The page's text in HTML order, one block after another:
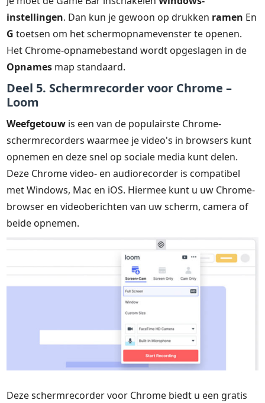
instellingen. Dan kun je gewoon op drukken ramen En
G toetsen om het schermopnamevenster te openen.
Het Chrome-opnamebestand wordt opgeslagen in de
Opnames map standaard.
Deel 5. Schermrecorder voor Chrome –
Loom
Weefgetouw is een van de populairste Chrome-
schermrecorders waarmee je video's in browsers kunt
opnemen en deze snel op sociale media kunt delen.
Deze Chrome video- en audiorecorder is compatibel
met Windows, Mac en iOS. Hiermee kunt u uw Chrome-
browser en videoberichten van uw scherm, camera of
beide opnemen.
Deze schermrecorder voor Chrome biedt u een gratis